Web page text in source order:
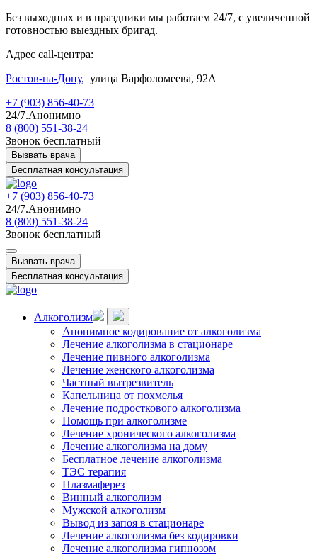
Без выходных и в праздники мы работаем 24/7, с увеличенной
готовностью выездных бригад.
Адрес call-центра:
Ростов-на-Дону, улица Варфоломеева, 92А
+7 (903) 856-40-73
24/7.Анонимно
8 (800) 551-38-24
Звонок бесплатный
Вызвать врача
Бесплатная консультация
+7 (903) 856-40-73
24/7.Анонимно
8 (800) 551-38-24
Звонок бесплатный
Вызвать врача
Бесплатная консультация
Алкоголизм
Анонимное кодирование от алкоголизма
Лечение алкоголизма в стационаре
Лечение пивного алкоголизма
Лечение женского алкоголизма
Частный вытрезвитель
Капельница от похмелья
Лечение подросткового алкоголизма
Помощь при алкоголизме
Лечение хронического алкоголизма
Лечение алкоголизма на дому
Бесплатное лечение алкоголизма
ТЭС терапия
Плазмаферез
Винный алкоголизм
Мужской алкоголизм
Вывод из запоя в стационаре
Лечение алкоголизма без кодировки
Лечение алкоголизма гипнозом